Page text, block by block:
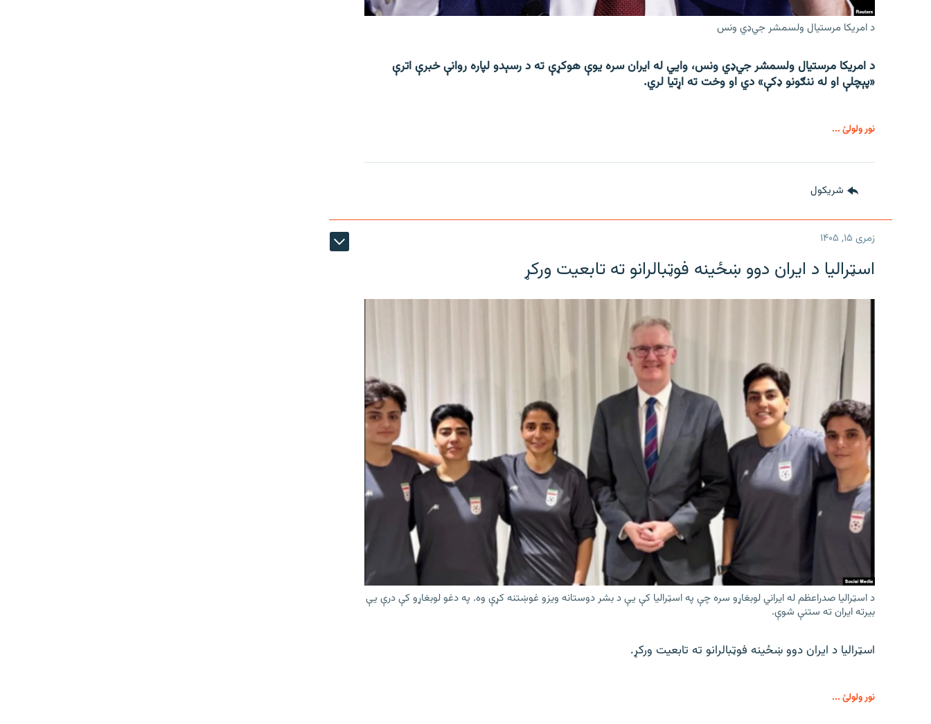
د امریکا مرستیال ولسمشر جي‌ډي ونس
د امریکا مرستیال ولسمشر جي‌ډي ونس، وايي له ایران سره یوې هوکړې ته د رسېدو لپاره روانې خبرې اترې
«پېچلې او له ننګونو ډکې» دي او وخت ته اړتیا لري.
نور ولولئ ...
شريکول
زمری ۱۵, ۱۴۰۵
اسټرالیا د ایران دوو ښځینه فوټبالرانو ته تابعیت ورکړ
د اسټرالیا صدراعظم له ایراني لوبغاړو سره چې په اسټرالیا کې يې د بشر دوستانه ویزو غوښتنه کړې وه. په دغو لوبغاړو کې درې يې
بیرته ایران ته ستنې شوې.
اسټرالیا د ایران دوو ښځینه فوټبالرانو ته تابعیت ورکړ.
نور ولولئ ...